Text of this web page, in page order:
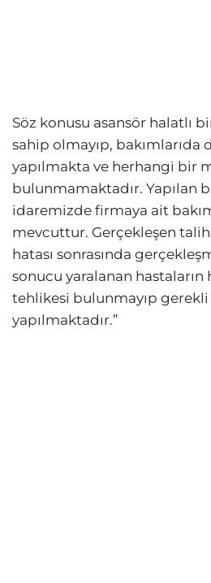
Söz konusu asansör halatlı
sahip olmayıp, bakımlarıda
yapılmakta ve herhangi bir
bulunmamaktadır. Yapılan
idaremizde firmaya ait
mevcuttur. Gerçekleşen
hatası sonrasında
sonucu yaralanan
tehlikesi bulunmayıp
yapılmaktadır.”